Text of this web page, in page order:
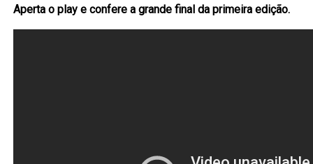
Aperta o play e confere a grande final da primeira edição.